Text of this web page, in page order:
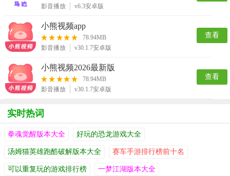
影音播放
v6.3安卓版
小熊视频app
78.94MB
影音播放
v30.1.7安卓版
查看
小熊视频2026最新版
78.94MB
影音播放
v30.1.7安卓版
查看
实时热词
拳魂觉醒版本大全 好玩的恐龙游戏大全
汤姆猫英雄跑酷破解版本大全 赛车手游排行榜前十名
可以重复玩的游戏排行榜 一梦江湖版本大全